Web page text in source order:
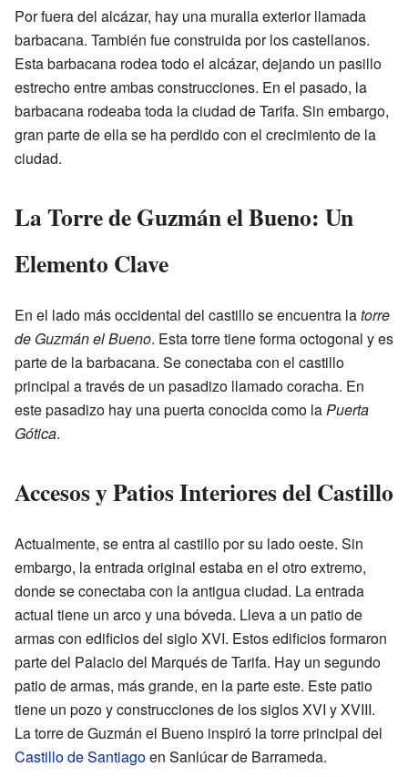
Por fuera del alcázar, hay una muralla exterior llamada
barbacana. También fue construida por los castellanos.
Esta barbacana rodea todo el alcázar, dejando un pasillo
estrecho entre ambas construcciones. En el pasado, la
barbacana rodeaba toda la ciudad de Tarifa. Sin embargo,
gran parte de ella se ha perdido con el crecimiento de la
ciudad.
La Torre de Guzmán el Bueno: Un
Elemento Clave
En el lado más occidental del castillo se encuentra latorre
de Guzmán el Bueno. Esta torre tiene forma octogonal y es
parte de la barbacana. Se conectaba con el castillo
principal a través de un pasadizo llamado coracha. En
este pasadizo hay una puerta conocida como laPuerta
Gótica.
Accesos y Patios Interiores del Castillo
Actualmente, se entra al castillo por su lado oeste. Sin
embargo, la entrada original estaba en el otro extremo,
donde se conectaba con la antigua ciudad. La entrada
actual tiene un arco y una bóveda. Lleva a un patio de
armas con edificios del siglo XVI. Estos edificios formaron
parte del Palacio del Marqués de Tarifa. Hay un segundo
patio de armas, más grande, en la parte este. Este patio
tiene un pozo y construcciones de los siglos XVI y XVIII.
La torre de Guzmán el Bueno inspiró la torre principal del
Castillo de Santiagoen Sanlúcar de Barrameda.